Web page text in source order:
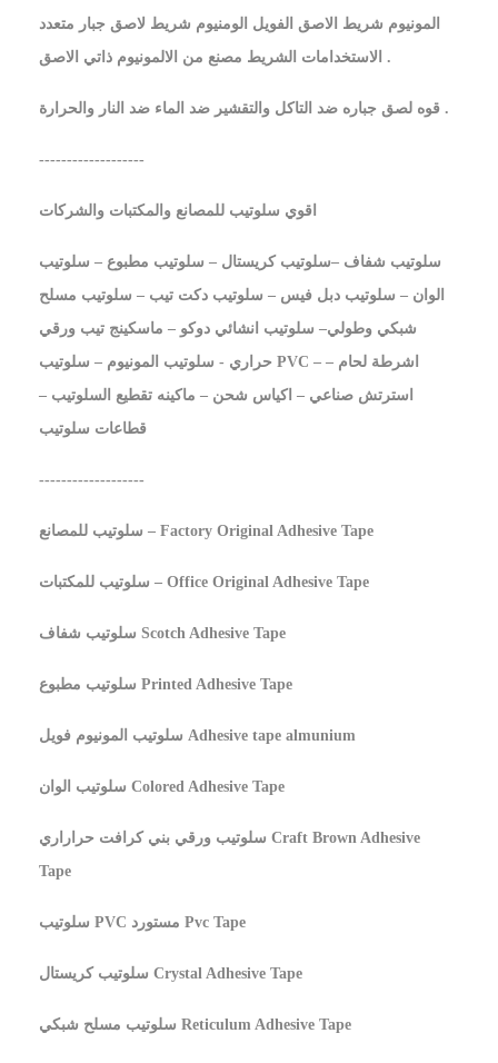
المونيوم شريط الاصق الفويل الومنيوم شريط لاصق جبار متعدد
الاستخدامات الشريط مصنع من الالمونيوم ذاتي الاصق .
قوه لصق جباره ضد التاكل والتقشير ضد الماء ضد النار والحرارة .
-------------------
اقوي سلوتيب للمصانع والمكتبات والشركات
سلوتيب شفاف –سلوتيب كريستال – سلوتيب مطبوع – سلوتيب
الوان – سلوتيب دبل فيس – سلوتيب دكت تيب – سلوتيب مسلح
شبكي وطولي– سلوتيب انشائي دوكو – ماسكينج تيب ورقي
حراري - سلوتيب المونيوم – سلوتيب PVC – اشرطة لحام –
استرتش صناعي – اكياس شحن – ماكينه تقطيع السلوتيب –
قطاعات سلوتيب
-------------------
سلوتيب للمصانع – Factory Original Adhesive Tape
سلوتيب للمكتبات – Office Original Adhesive Tape
سلوتيب شفاف Scotch Adhesive Tape
سلوتيب مطبوع Printed Adhesive Tape
سلوتيب المونيوم فويل Adhesive tape almunium
سلوتيب الوان Colored Adhesive Tape
سلوتيب ورقي بني كرافت حراراري Craft Brown Adhesive
Tape
سلوتيب PVC مستورد Pvc Tape
سلوتيب كريستال Crystal Adhesive Tape
سلوتيب مسلح شبكي Reticulum Adhesive Tape